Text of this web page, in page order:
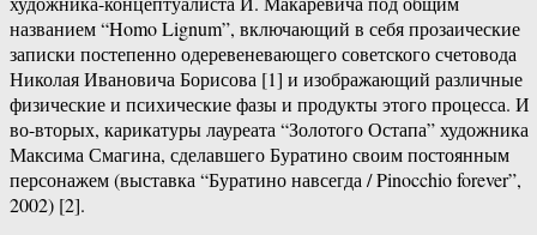
названием “Homo Lignum”, включающий в себя прозаические
записки постепенно одеревеневающего советского счетовода
Николая Ивановича Борисова [1] и изображающий различные
физические и психические фазы и продукты этого процесса. И
во-вторых, карикатуры лауреата “Золотого Остапа” художника
Максима Смагина, сделавшего Буратино своим постоянным
персонажем (выставка “Буратино навсегда / Pinocchio forever”,
2002) [2].